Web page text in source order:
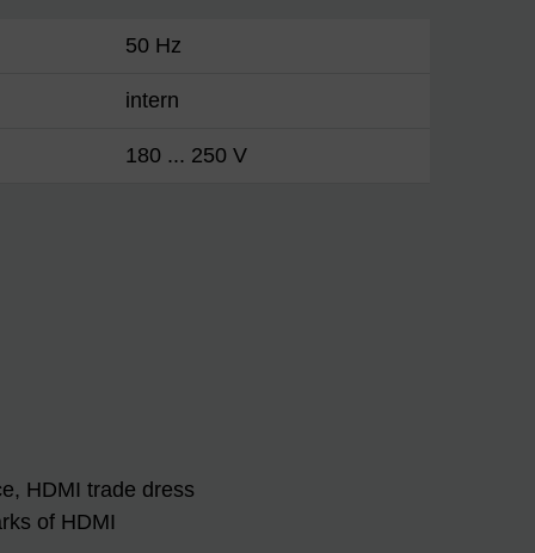
50 Hz
intern
180 ... 250 V
HDMI trade dress
of HDMI